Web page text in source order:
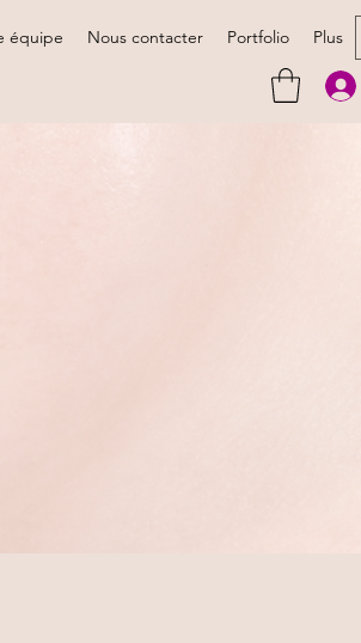
équipe Nous contacter Portfolio Plus